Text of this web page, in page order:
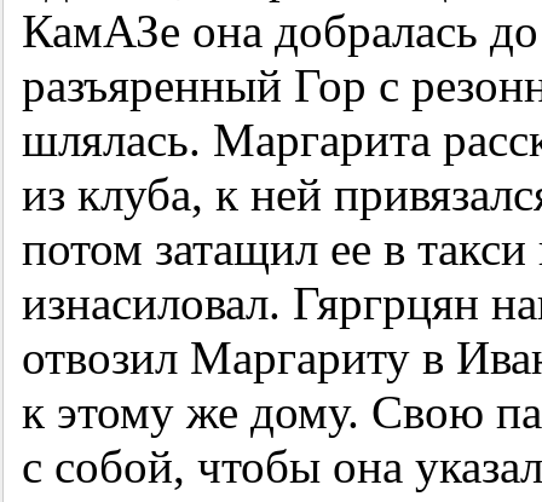
КамАЗе она добралась
разъяренный Гор с
шлялась. Маргарита
из клуба, к ней
потом затащил ее в такси
изнасиловал. Гяргрцян
отвозил Маргариту в
к этому же дому. Свою
с собой, чтобы она